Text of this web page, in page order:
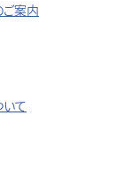
案内
て